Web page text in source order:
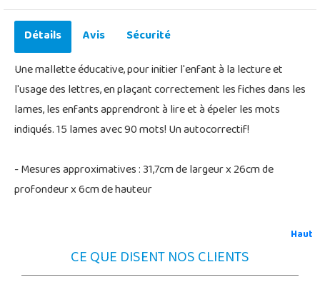
Détails Avis
Sécurité
Une mallette éducative, pour initier l'enfant à la lecture et
l'usage des lettres, en plaçant correctement les fiches dans les
lames, les enfants apprendront à lire et à épeler les mots
indiqués. 15 lames avec 90 mots! Un autocorrectif!
- Mesures approximatives : 31,7cm de largeur x 26cm de
profondeur x 6cm de hauteur
Haut
CE QUE DISENT NOS CLIENTS